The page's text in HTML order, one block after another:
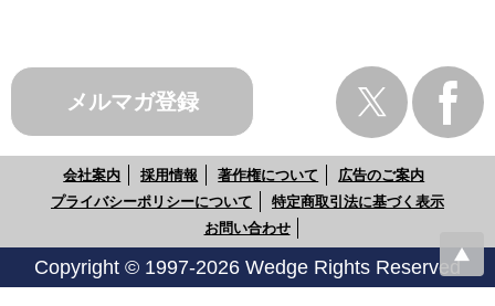
メルマガ登録
会社案内 採用情報 著作権について
広告のご案内
プライバシーポリシーについて
特定商取引法に基づく表示
お問い合わせ
Copyright © 1997-2026 Wedge Rights Reserved